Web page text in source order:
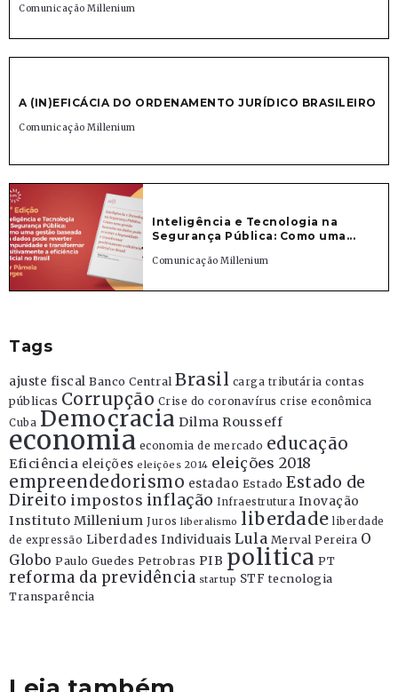
Comunicação Millenium
A (IN)EFICÁCIA DO ORDENAMENTO JURÍDICO BRASILEIRO
Comunicação Millenium
Inteligência e Tecnologia na
Segurança Pública: Como uma...
Comunicação Millenium
Tags
ajuste fiscal Banco Central Brasil carga tributária contas
públicas Corrupção Crise do coronavírus crise econômica
Cuba Democracia Dilma Rousseff
economia economia de mercado educação
Eficiência eleições eleições 2014 eleições 2018
empreendedorismo estadao Estado Estado de
Direito impostos inflação Infraestrutura Inovação
Instituto Millenium Juros liberalismo liberdade liberdade
de expressão Liberdades Individuais Lula Merval Pereira O
Globo Paulo Guedes Petrobras PIB politica PT
reforma da previdência startup STF tecnologia
Transparência